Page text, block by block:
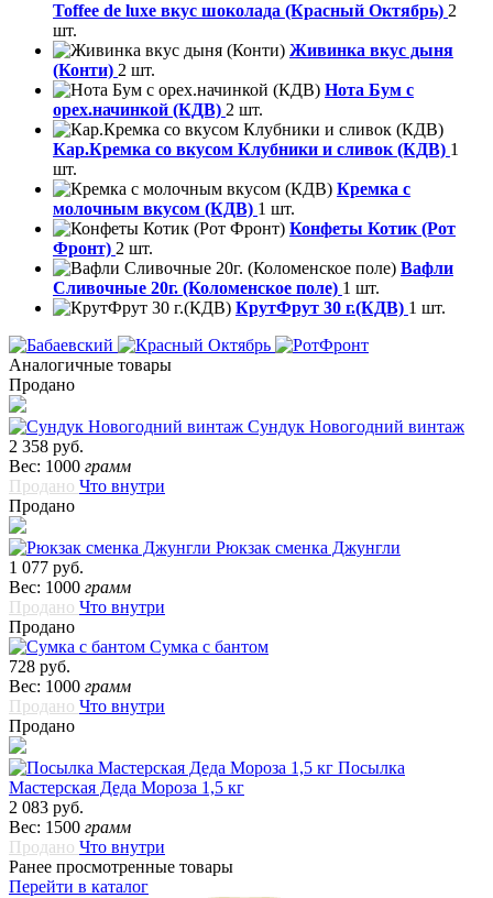
Toffee de luxe вкус шоколада (Красный Октябрь) 2
шт.
Живинка вкус дыня
(Конти) 2 шт.
Нота Бум с
орех.начинкой (КДВ) 2 шт.
Кар.Кремка со вкусом Клубники и сливок (КДВ) 1
шт.
Кремка с
молочным вкусом (КДВ) 1 шт.
Конфеты Котик (Рот
Фронт) 2 шт.
Вафли
Сливочные 20г. (Коломенское поле) 1 шт.
КрутФрут 30 г.(КДВ) 1 шт.
Аналогичные товары
Продано
Сундук Новогодний винтаж
2 358 руб.
Вес: 1000 грамм
Продано Что внутри
Продано
Рюкзак сменка Джунгли
1 077 руб.
Вес: 1000 грамм
Продано Что внутри
Продано
Сумка с бантом
728 руб.
Вес: 1000 грамм
Продано Что внутри
Продано
Посылка
Мастерская Деда Мороза 1,5 кг
2 083 руб.
Вес: 1500 грамм
Продано Что внутри
Ранее просмотренные товары
Перейти в каталог